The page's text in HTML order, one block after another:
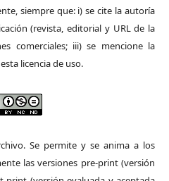
siempre que: i) se cite la autoría
(revista, editorial y URL de la
comerciales; iii) se mencione la
licencia de uso.
Se permite y se anima a los
las versiones pre-print (versión